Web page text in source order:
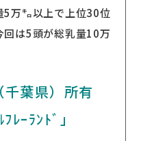
5万㌔以上で上位30位
回は5頭が総乳量10万
葉県）所有
ﾚｰﾗﾝﾄﾞ」